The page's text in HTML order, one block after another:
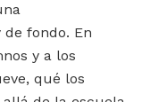
fondo. En
y a los
qué los